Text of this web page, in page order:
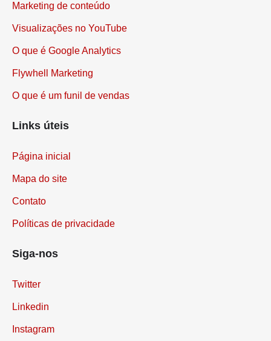
Marketing de conteúdo
Visualizações no YouTube
O que é Google Analytics
Flywhell Marketing
O que é um funil de vendas
Links úteis
Página inicial
Mapa do site
Contato
Políticas de privacidade
Siga-nos
Twitter
Linkedin
Instagram